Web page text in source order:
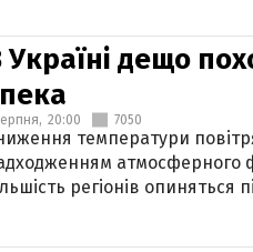
Україні дещо
20:00 7050
температури
атмосферного
регіонів